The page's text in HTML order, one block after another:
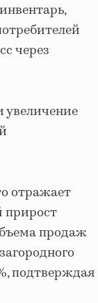
через
отражает
прирост
продаж
подтверждая